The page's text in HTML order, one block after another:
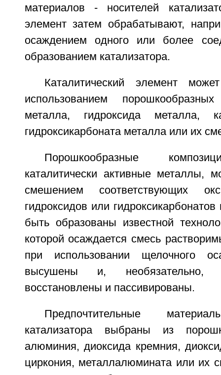
материалов - носителей
элемент затем обрабатывают,
осаждением одного или более
образованием катализатора.
Каталитический элемент
использованием
металла, гидроксида металла,
гидроксикарбоната металла или их
Порошкообразные
каталитически активные металлы,
смешением соответствующих
гидроксидов или
быть образованы известной
которой осаждается смесь
при использовании щелочного
высушены и, необязательно,
восстановлены и пассивированы.
Предпочтительные
катализатора выбраны из
алюминия, диоксида кремния,
циркония, металлалюмината или их